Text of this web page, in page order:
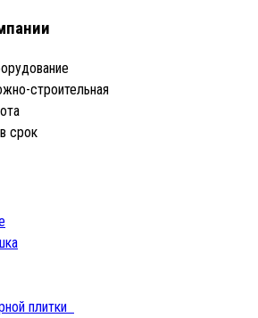
строительная
срок
плитки